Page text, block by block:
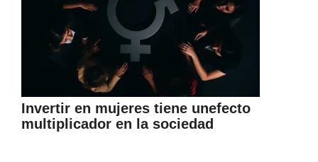
Invertir en mujeres tiene unefecto
multiplicador en la sociedad